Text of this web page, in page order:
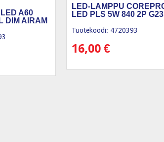
A60
DIM AIRAM
LED-LAMPPU
LED PLS 5W 840 2P G23
Tuotekoodi: 4720393
16,00€